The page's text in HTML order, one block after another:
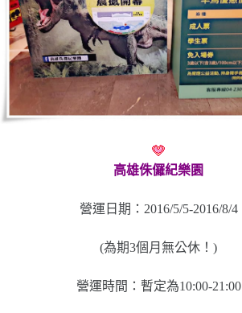
高雄侏儸紀樂園
營運日期：2016/5/5-2016/8/4
(為期3個月無公休！)
營運時間：暫定為10:00-21:00